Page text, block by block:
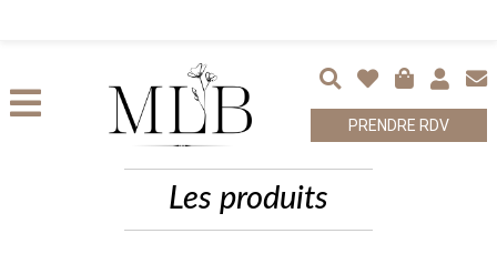
PRENDRE RDV
Les produits